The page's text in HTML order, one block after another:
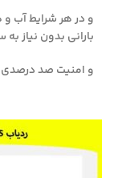
و در هر شرایط آب
بارانی بدون نیاز
و امنیت صد درصدی